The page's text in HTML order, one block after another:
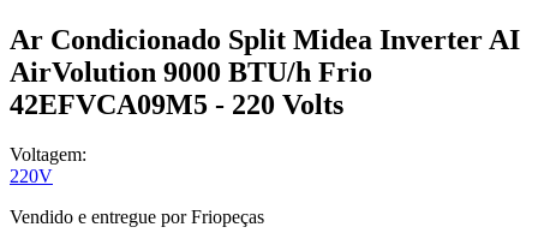
Ar Condicionado Split Midea Inverter AI
AirVolution 9000 BTU/h Frio
42EFVCA09M5 - 220 Volts
Voltagem:
220V
Vendido e entregue por Friopeças